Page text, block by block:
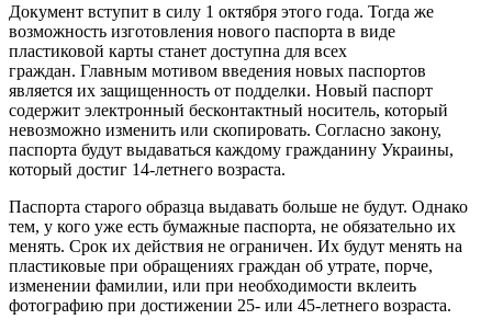
Документ вступит в силу 1 октября этого года. Тогда же
возможность изготовления нового паспорта в виде
пластиковой карты станет доступна для всех
граждан. Главным мотивом введения новых паспортов
является их защищенность от подделки. Новый паспорт
содержит электронный бесконтактный носитель, который
невозможно изменить или скопировать. Согласно закону,
паспорта будут выдаваться каждому гражданину Украины,
который достиг 14-летнего возраста.
Паспорта старого образца выдавать больше не будут. Однако
тем, у кого уже есть бумажные паспорта, не обязательно их
менять. Срок их действия не ограничен. Их будут менять на
пластиковые при обращениях граждан об утрате, порче,
изменении фамилии, или при необходимости вклеить
фотографию при достижении 25- или 45-летнего возраста.